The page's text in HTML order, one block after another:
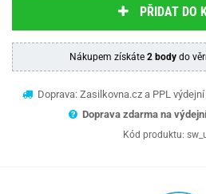
PŘIDAT DO
Nákupem získáte 2 bodydo
Doprava: Zasilkovna.cz a PPL
Doprava zdarma na
Kód produktu: